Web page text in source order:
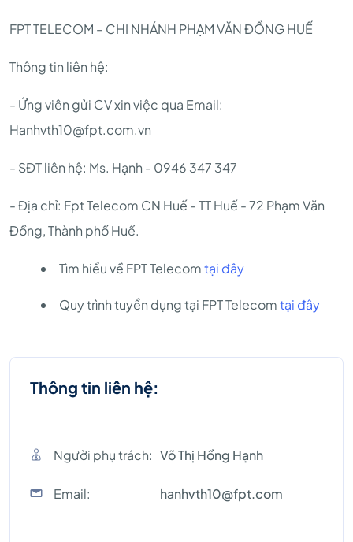
FPT TELECOM – CHI NHÁNH PHẠM VĂN ĐỒNG HUẾ
Thông tin liên hệ:
- Ứng viên gửi CV xin việc qua Email:
Hanhvth10@fpt.com.vn
- SĐT liên hệ: Ms. Hạnh - 0946 347 347
- Địa chỉ: Fpt Telecom CN Huế - TT Huế - 72 Phạm Văn
Đồng, Thành phố Huế.
Tìm hiểu về FPT Telecomtại đây
Quy trình tuyển dụng tại FPT Telecomtại đây
Thông tin liên hệ:
Người phụ trách: Võ Thị Hồng Hạnh
Email: hanhvth10@fpt.com